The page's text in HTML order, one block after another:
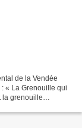
de la Vendée
« La Grenouille qui
la grenouille